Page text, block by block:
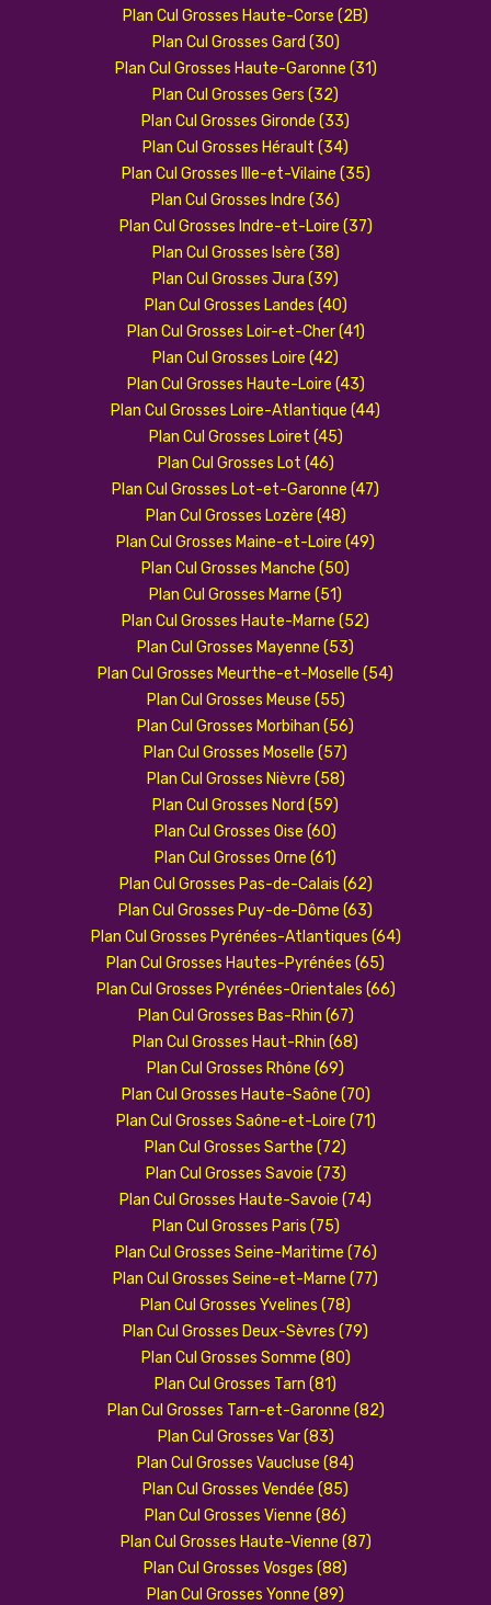
Plan Cul Grosses Haute-Corse (2B)
Plan Cul Grosses Gard (30)
Plan Cul Grosses Haute-Garonne (31)
Plan Cul Grosses Gers (32)
Plan Cul Grosses Gironde (33)
Plan Cul Grosses Hérault (34)
Plan Cul Grosses Ille-et-Vilaine (35)
Plan Cul Grosses Indre (36)
Plan Cul Grosses Indre-et-Loire (37)
Plan Cul Grosses Isère (38)
Plan Cul Grosses Jura (39)
Plan Cul Grosses Landes (40)
Plan Cul Grosses Loir-et-Cher (41)
Plan Cul Grosses Loire (42)
Plan Cul Grosses Haute-Loire (43)
Plan Cul Grosses Loire-Atlantique (44)
Plan Cul Grosses Loiret (45)
Plan Cul Grosses Lot (46)
Plan Cul Grosses Lot-et-Garonne (47)
Plan Cul Grosses Lozère (48)
Plan Cul Grosses Maine-et-Loire (49)
Plan Cul Grosses Manche (50)
Plan Cul Grosses Marne (51)
Plan Cul Grosses Haute-Marne (52)
Plan Cul Grosses Mayenne (53)
Plan Cul Grosses Meurthe-et-Moselle (54)
Plan Cul Grosses Meuse (55)
Plan Cul Grosses Morbihan (56)
Plan Cul Grosses Moselle (57)
Plan Cul Grosses Nièvre (58)
Plan Cul Grosses Nord (59)
Plan Cul Grosses Oise (60)
Plan Cul Grosses Orne (61)
Plan Cul Grosses Pas-de-Calais (62)
Plan Cul Grosses Puy-de-Dôme (63)
Plan Cul Grosses Pyrénées-Atlantiques (64)
Plan Cul Grosses Hautes-Pyrénées (65)
Plan Cul Grosses Pyrénées-Orientales (66)
Plan Cul Grosses Bas-Rhin (67)
Plan Cul Grosses Haut-Rhin (68)
Plan Cul Grosses Rhône (69)
Plan Cul Grosses Haute-Saône (70)
Plan Cul Grosses Saône-et-Loire (71)
Plan Cul Grosses Sarthe (72)
Plan Cul Grosses Savoie (73)
Plan Cul Grosses Haute-Savoie (74)
Plan Cul Grosses Paris (75)
Plan Cul Grosses Seine-Maritime (76)
Plan Cul Grosses Seine-et-Marne (77)
Plan Cul Grosses Yvelines (78)
Plan Cul Grosses Deux-Sèvres (79)
Plan Cul Grosses Somme (80)
Plan Cul Grosses Tarn (81)
Plan Cul Grosses Tarn-et-Garonne (82)
Plan Cul Grosses Var (83)
Plan Cul Grosses Vaucluse (84)
Plan Cul Grosses Vendée (85)
Plan Cul Grosses Vienne (86)
Plan Cul Grosses Haute-Vienne (87)
Plan Cul Grosses Vosges (88)
Plan Cul Grosses Yonne (89)